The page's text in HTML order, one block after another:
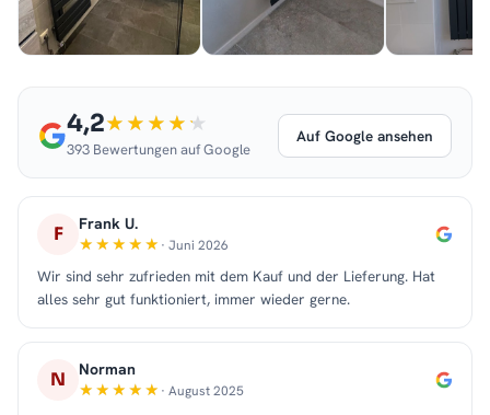
4,2
393 Bewertungen auf Google
Auf Google ansehen
F Frank U.
· Juni 2026
Wir sind sehr zufrieden mit dem Kauf und der Lieferung. Hat
alles sehr gut funktioniert, immer wieder gerne.
N Norman
· August 2025